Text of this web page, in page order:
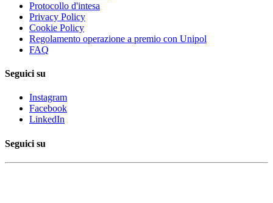
Protocollo d'intesa
Privacy Policy
Cookie Policy
Regolamento operazione a premio con Unipol
FAQ
Seguici su
Instagram
Facebook
LinkedIn
Seguici su